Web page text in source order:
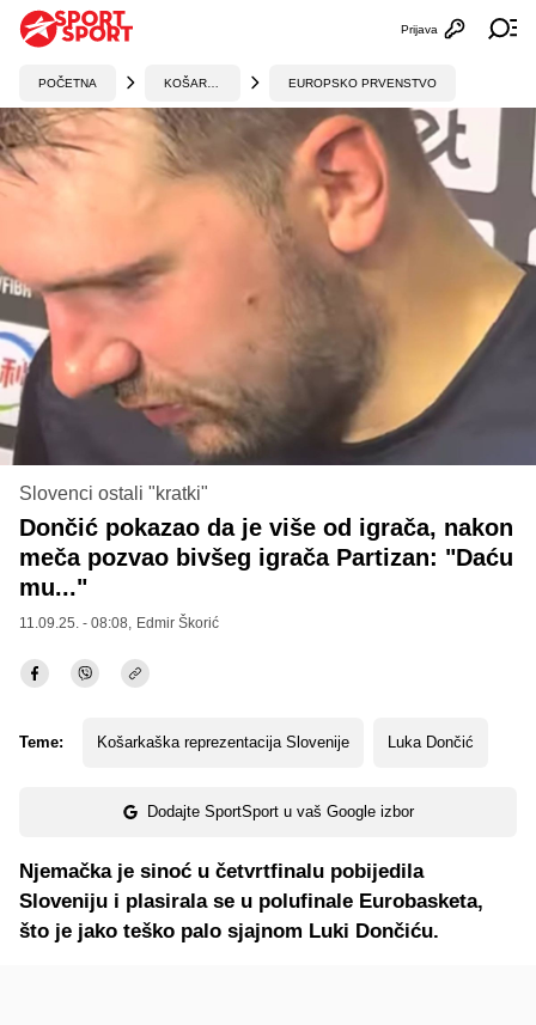
Otvori
Prijava
POČETNA EUROPSKO PRVENSTVO
Slovenci ostali "kratki"
Dončić pokazao da je više od igrača, nakon
meča pozvao bivšeg igrača Partizan: "Daću
mu..."
11.09.25. - 08:08, Edmir Škorić
Teme: Košarkaška reprezentacija Slovenije Luka Dončić
Dodajte SportSport u vaš Google izbor
Njemačka je sinoć u četvrtfinalu pobijedila
Sloveniju i plasirala se u polufinale Eurobasketa,
što je jako teško palo sjajnom Luki Dončiću.